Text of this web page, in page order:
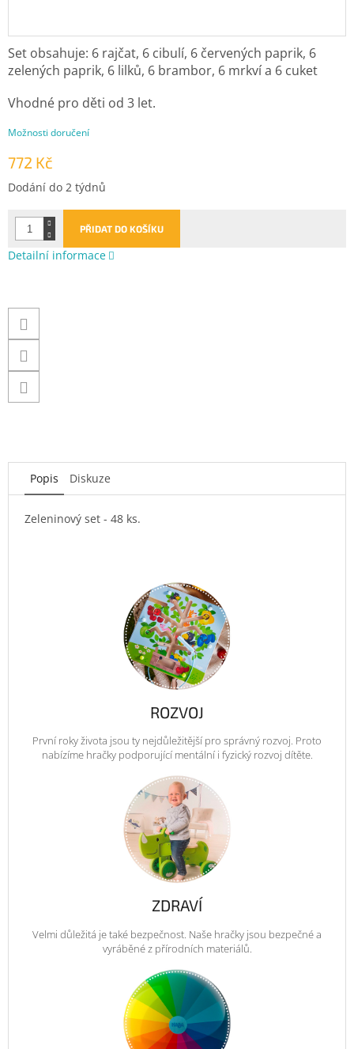
772 Kč
Měrná
Dodání do 2 týdnů
Možnosti doručení
PŘIDAT DO KOŠÍKU
Set obsahuje: 6 rajčat, 6 cibulí, 6 červených paprik, 6
zelených paprik, 6 lilků, 6 brambor, 6 mrkví a 6 cuket
Vhodné pro děti od 3 let.
Detailní informace
Popis Diskuze
Zeleninový set - 48 ks.
ROZVOJ
První roky života jsou ty nejdůležitější pro správný rozvoj. Proto
nabízíme hračky podporující mentální i fyzický rozvoj dítěte.
ZDRAVÍ
Velmi důležitá je také bezpečnost. Naše hračky jsou bezpečné a
vyráběné z přírodních materiálů.